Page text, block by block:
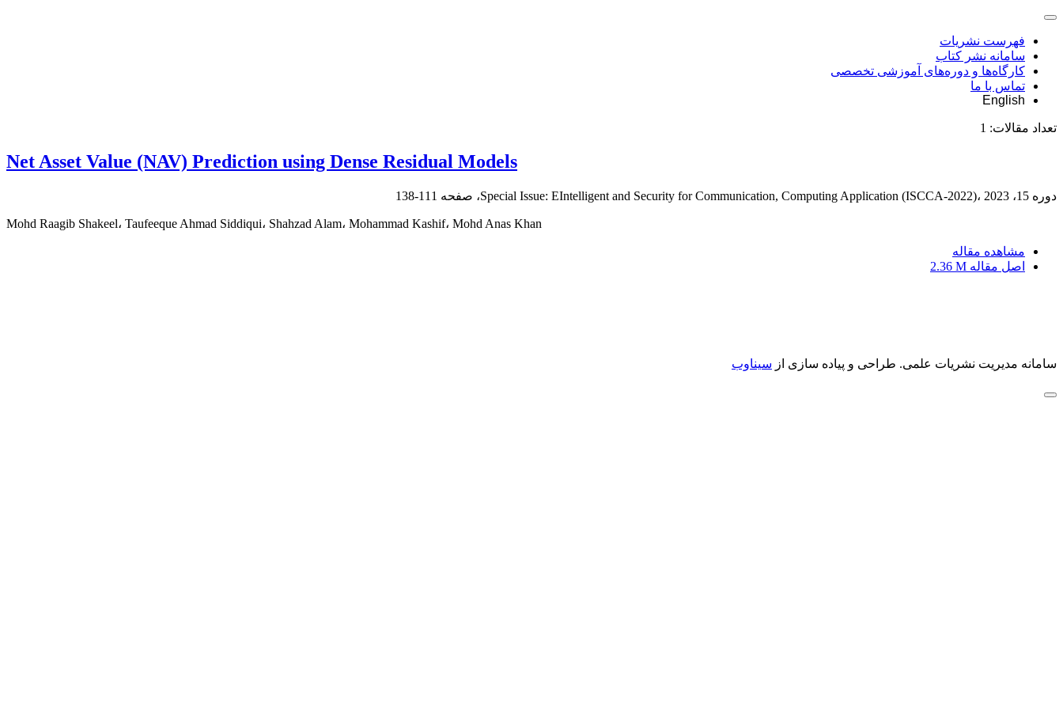
فهرست نشریات
سامانه نشر کتاب
کارگاه‌ها و دوره‌های آموزشی تخصصی
تماس با ما
English
تعداد مقالات: 1
Net Asset Value (NAV) Prediction using Dense Residual Models
دوره 15، Special Issue: EIntelligent and Security for Communication, Computing Application (ISCCA-2022)، 2023، صفحه 111-138
Mohd Raagib Shakeel، Taufeeque Ahmad Siddiqui، Shahzad Alam، Mohammad Kashif، Mohd Anas Khan
مشاهده مقاله
اصل مقاله 2.36 M
سامانه مدیریت نشریات علمی. طراحی و پیاده سازی از سیناوب